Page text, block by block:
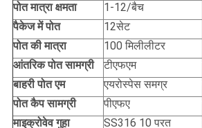
पोत मात्रा क्षमता
1-12/बैच
पैकेज में पोत
12सेट
पोत की मात्रा
100 मिलीलीटर
आंतरिक पोत सामग्री
टीएफएम
बाहरी पोत एम
एयरोस्पेस समग्र
पोत कैप सामग्री
पीएफए
माइक्रोवेव गुहा
SS316 10 परत